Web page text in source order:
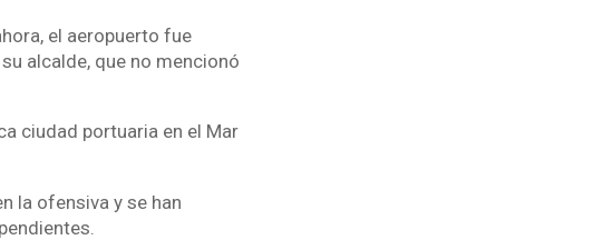
el aeropuerto fue
alcalde, que no mencionó
ciudad portuaria en el Mar
la ofensiva y se han